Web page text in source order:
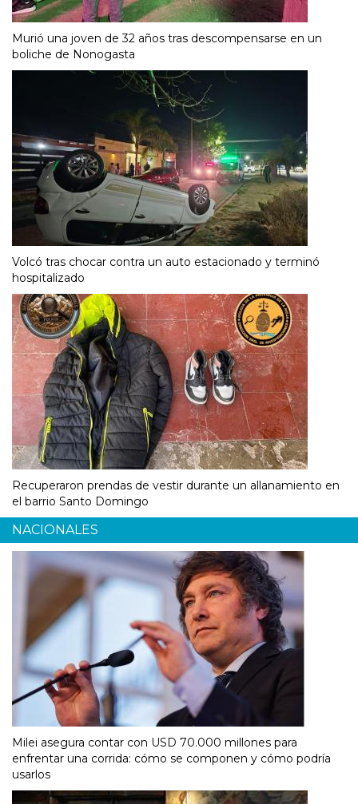
Murió una joven de 32 años tras descompensarse en un
boliche de Nonogasta
Volcó tras chocar contra un auto estacionado y terminó
hospitalizado
Recuperaron prendas de vestir durante un allanamiento en
el barrio Santo Domingo
NACIONALES
Milei asegura contar con USD 70.000 millones para
enfrentar una corrida: cómo se componen y cómo podría
usarlos